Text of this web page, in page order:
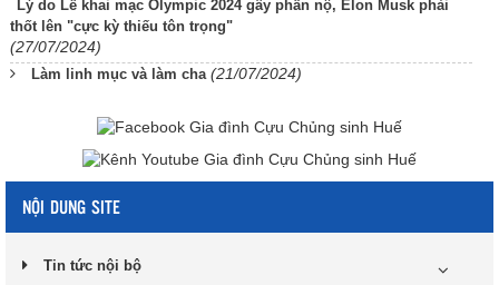
Lý do Lễ khai mạc Olympic 2024 gây phẫn nộ, Elon Musk phải
thốt lên "cực kỳ thiếu tôn trọng"
(27/07/2024)
Làm linh mục và làm cha (21/07/2024)
NỘI DUNG SITE
Tin tức nội bộ